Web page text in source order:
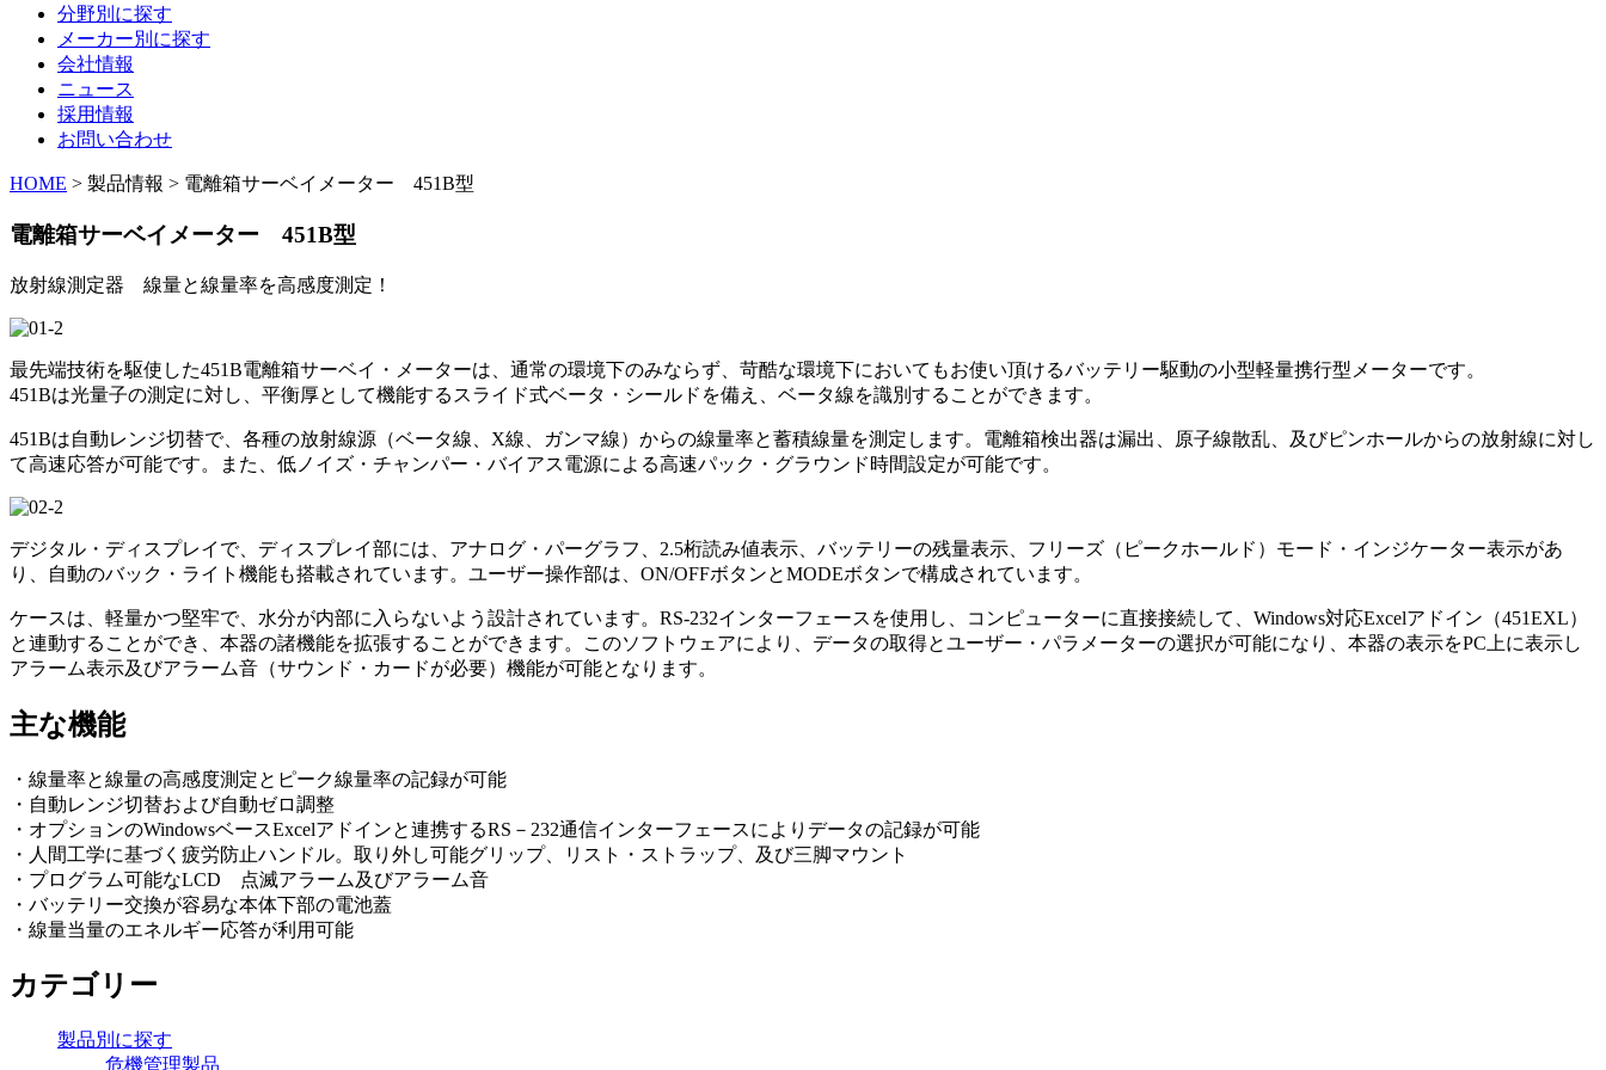
分野別に探す
メーカー別に探す
会社情報
ニュース
採用情報
お問い合わせ
HOME > 製品情報 > 電離箱サーベイメーター 451B型
電離箱サーベイメーター 451B型
放射線測定器 線量と線量率を高感度測定！
最先端技術を駆使した451B電離箱サーベイ・メーターは、通常の環境下のみならず、苛酷な環境下においてもお使い頂けるバッテリー駆動の小型軽量携行型メーターです。
451Bは光量子の測定に対し、平衡厚として機能するスライド式ベータ・シールドを備え、ベータ線を識別することができます。
451Bは自動レンジ切替で、各種の放射線源（ベータ線、X線、ガンマ線）からの線量率と蓄積線量を測定します。電離箱検出器は漏出、原子線散乱、及びピンホールからの放射線に対し
て高速応答が可能です。また、低ノイズ・チャンパー・バイアス電源による高速パック・グラウンド時間設定が可能です。
デジタル・ディスプレイで、ディスプレイ部には、アナログ・パーグラフ、2.5桁読み値表示、バッテリーの残量表示、フリーズ（ピークホールド）モード・インジケーター表示があ
り、自動のバック・ライト機能も搭載されています。ユーザー操作部は、ON/OFFボタンとMODEボタンで構成されています。
ケースは、軽量かつ堅牢で、水分が内部に入らないよう設計されています。RS-232インターフェースを使用し、コンピューターに直接接続して、Windows対応Excelアドイン（451EXL）
と連動することができ、本器の諸機能を拡張することができます。このソフトウェアにより、データの取得とユーザー・パラメーターの選択が可能になり、本器の表示をPC上に表示し
アラーム表示及びアラーム音（サウンド・カードが必要）機能が可能となります。
主な機能
・線量率と線量の高感度測定とピーク線量率の記録が可能
・自動レンジ切替および自動ゼロ調整
・オプションのWindowsベースExcelアドインと連携するRS－232通信インターフェースによりデータの記録が可能
・人間工学に基づく疲労防止ハンドル。取り外し可能グリップ、リスト・ストラップ、及び三脚マウント
・プログラム可能なLCD 点滅アラーム及びアラーム音
・バッテリー交換が容易な本体下部の電池蓋
・線量当量のエネルギー応答が利用可能
カテゴリー
製品別に探す
危機管理製品